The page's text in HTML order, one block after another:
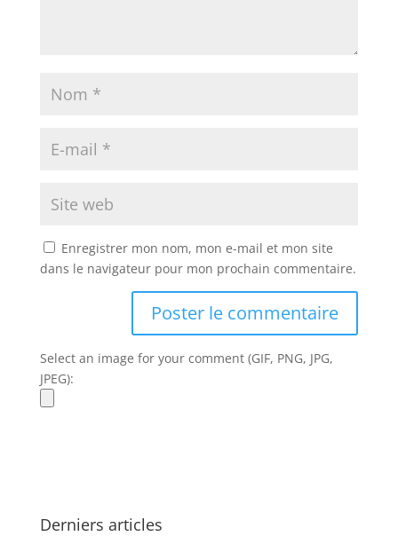
Enregistrer mon nom, mon e-mail et mon site
dans le navigateur pour mon prochain commentaire.
Select an image for your comment (GIF, PNG, JPG,
JPEG):
Derniers articles